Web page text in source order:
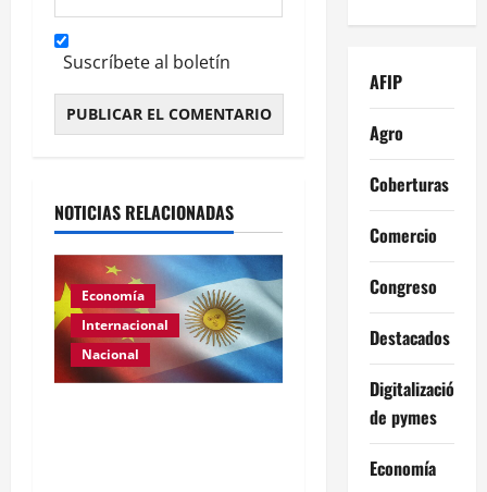
Suscríbete al boletín
NOTICIAS RELACIONADAS
Economía
Internacional
Nacional
AFIP
Agro
Coberturas
Comercio
Congreso
Destacados
Digitalización
de pymes
Economía